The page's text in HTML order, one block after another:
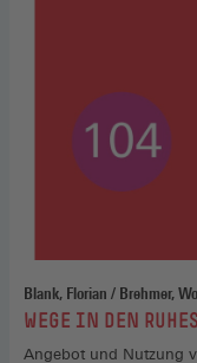
:WEGE IN DEN
Angebot und Nutzung